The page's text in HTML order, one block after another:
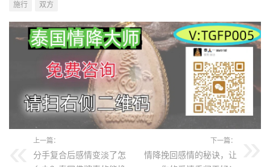
施行
双方
上一篇：
分手复合后感情变淡了怎
下一篇：
情降挽回感情的秘诀，让